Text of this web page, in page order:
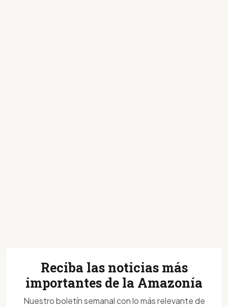
Reciba las noticias más
importantes de la Amazonía
Nuestro boletín semanal con lo más relevante de